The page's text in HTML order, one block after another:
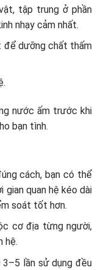
tập trung ở phần
nhạy cảm nhất.
để dưỡng chất thấm
nước ấm trước khi
bạn tình.
cách, bạn có thể
gian quan hệ kéo dài
soát tốt hơn.
cơ địa từng người,
hệ.
3–5 lần sử dụng đều